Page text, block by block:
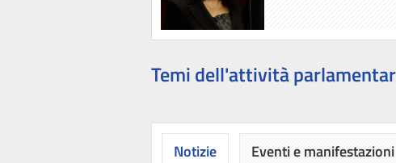
Temi dell'attività
Notizie Eventi e manifestazioni